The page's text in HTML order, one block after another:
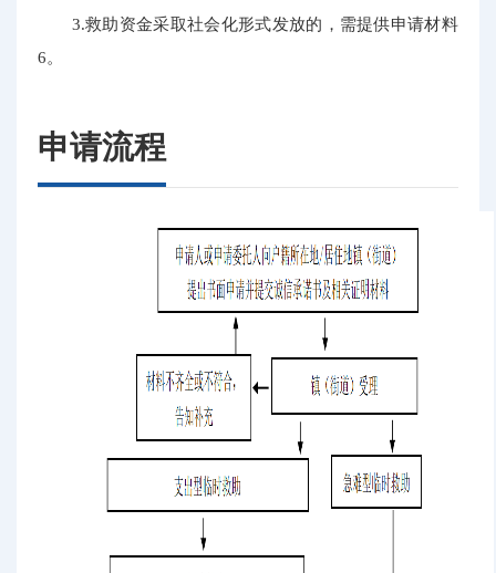
3.救助资金采取社会化形式发放的，需提供申请材料
6。
申请流程